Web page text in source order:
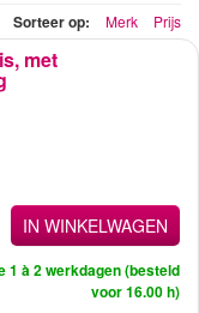
Sorteer op: Merk Prijs
met
IN WINKELWAGEN
1 à 2 werkdagen (besteld
voor 16.00 h)